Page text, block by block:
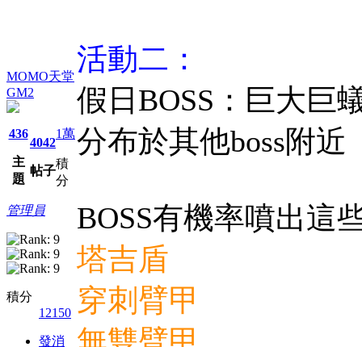
MOMO天堂
GM2
436
主
題
4042
帖子
1萬
積
分
管理員
積分
12150
發消
活動二：
假日BOSS：巨大巨
分布於其他boss附近
BOSS有機率噴出這
塔吉盾
穿刺臂甲